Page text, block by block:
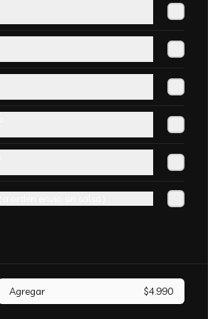
champiñones y surtido de verduras. sin
Arroz Chaufán CURRY
Agregar $4.990